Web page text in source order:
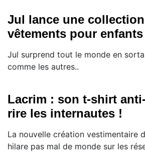
Jul lance une
vêtements pour enfants
Jul surprend tout le monde en
comme les autres..
Lacrim : son t-shirt
rire les internautes !
La nouvelle création vestimentaire
hilare pas mal de monde sur les